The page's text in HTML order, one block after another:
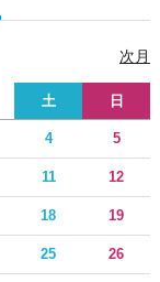
次月
土 日
4 5
11 12
18 19
25 26